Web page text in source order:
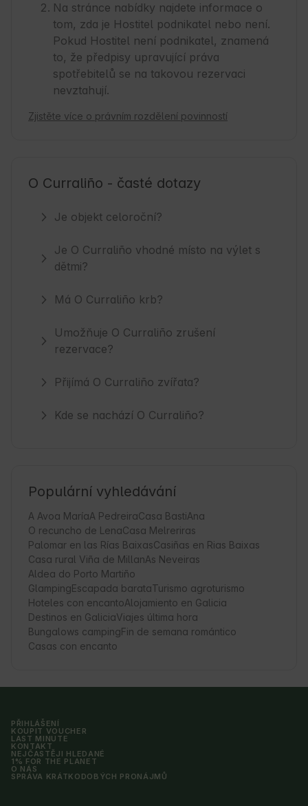
Na stránce nabídky najdete informace o
tom, zda je Hostitel podnikatel nebo není.
Pokud Hostitel není podnikatel, znamená
to, že předpisy upravující práva
spotřebitelů se na takovou rezervaci
nevztahují.
Zjistěte více o právním rozdělení povinností
O Curraliño - časté dotazy
Je objekt celoroční?
Je O Curraliño vhodné místo na výlet s
dětmi?
Má O Curraliño krb?
Umožňuje O Curraliño zrušení
rezervace?
Přijímá O Curraliño zvířata?
Kde se nachází O Curraliño?
Populární vyhledávání
A Avoa MaríaA PedreiraCasa BastiAna
O recuncho de LenaCasa Melreriras
Palomar en las Rías BaixasCasiñas en Rias Baixas
Casa rural Viña de MillanAs Neveiras
Aldea do Porto Martiño
GlampingEscapada barataTurismo agroturismo
Hoteles con encantoAlojamiento en Galicia
Destinos en GaliciaViajes última hora
Bungalows campingFin de semana romántico
Casas con encanto
PŘIHLÁŠENÍ
KOUPIT VOUCHER
LAST MINUTE
KONTAKT
NEJČASTĚJI HLEDANÉ
1% FOR THE PLANET
O NÁS
SPRÁVA KRÁTKODOBÝCH PRONÁJMŮ